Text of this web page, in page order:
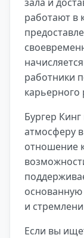
работают в
работники
карьерного
Бургер
атмосферу
отношение
и
Если вы